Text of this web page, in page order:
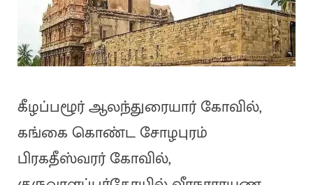
கீழப்பழூர் ஆலந்துரையார் கோவில்,
கங்கை கொண்ட சோழபுரம்
பிரகதீஸ்வரர் கோவில்,